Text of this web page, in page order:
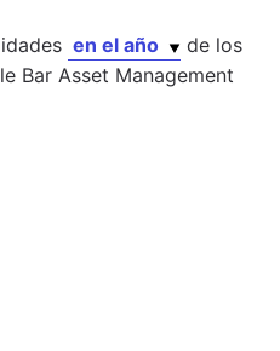
en el año
de los
Bar Asset Management